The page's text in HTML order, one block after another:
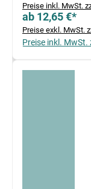
Preise inkl. MwSt.
ab 12,65 €*
Preise exkl. MwSt.
Preise inkl.